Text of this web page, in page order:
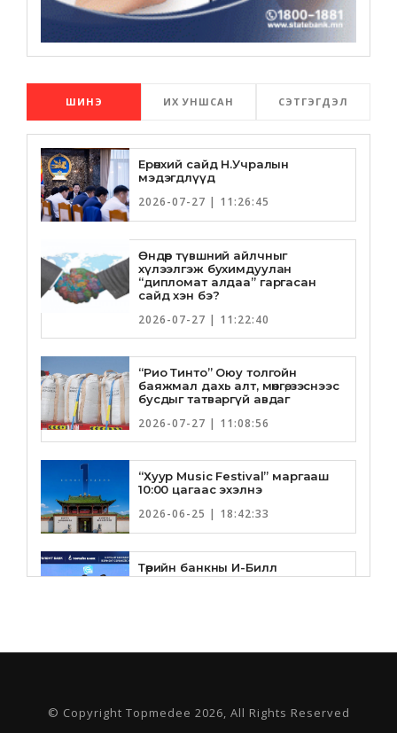
ШИНЭ ИХ УНШСАН СЭТГЭГДЭЛ
Ерөнхий сайд Н.Учралын
мэдэгдлүүд
2026-07-27 | 11:26:45
Өндөр түвшний айлчныг
хүлээлгэж бухимдуулан
“дипломат алдаа” гаргасан
сайд хэн бэ?
2026-07-27 | 11:22:40
“Рио Тинто” Оюу толгойн
баяжмал дахь алт, мөнгө, зэснээс
бусдыг татваргүй авдаг
2026-07-27 | 11:08:56
“Хуур Music Festival” маргааш
10:00 цагаас эхэлнэ
2026-06-25 | 18:42:33
Төрийн банкны И-Билл
үйлчилгээнд Голомт банк
шинэчлэн байгууллаа
© Copyright Topmedee 2026, All Rights Reserved